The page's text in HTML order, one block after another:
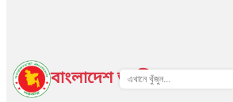
বাংলাদেশ জাতীয় তথ্য বাতায়ন